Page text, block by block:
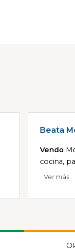
Beata
Vendo
cocina,
Ver más